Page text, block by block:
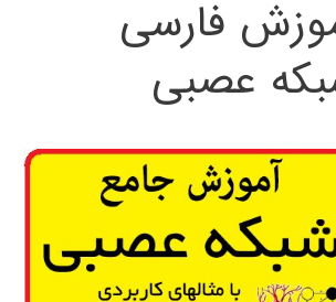
فارسی
عصبی